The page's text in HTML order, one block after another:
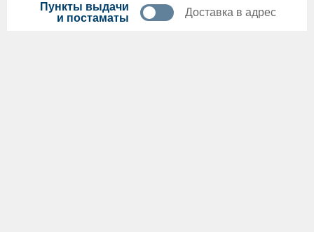
Пункты выдачи
и постаматы
Доставка в адрес